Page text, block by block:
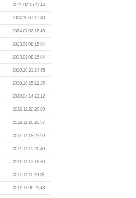
2025.02.16 11:44
2024.10.07 17:40
2024.07.02 12:46
2023.09.08 15:04
2023.09.08 15:04
2020.10.21 14:45
2020.10.15 19:25
2020.04.14 12:12
2019.11.22 20:00
2019.11.20 23:37
2019.11.18 23:09
2019.11.15 20:40
2019.11.13 18:30
2019.11.11 19:28
2019.11.06 23:43